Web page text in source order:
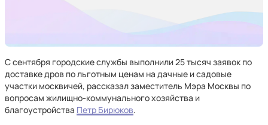
С сентября городские службы выполнили 25 тысяч заявок по
доставке дров по льготным ценам на дачные и садовые
участки москвичей, рассказал заместитель Мэра Москвы по
вопросам жилищно-коммунального хозяйства и
благоустройства Петр Бирюков.